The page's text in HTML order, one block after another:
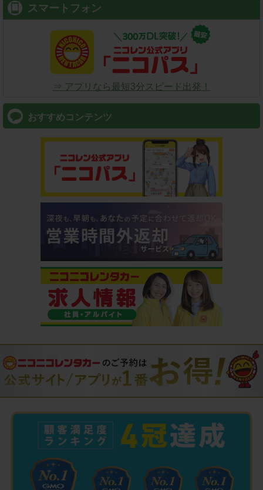
スマートフォン
⇒ アプリなら最短3分スピード出発！
おすすめコンテンツ